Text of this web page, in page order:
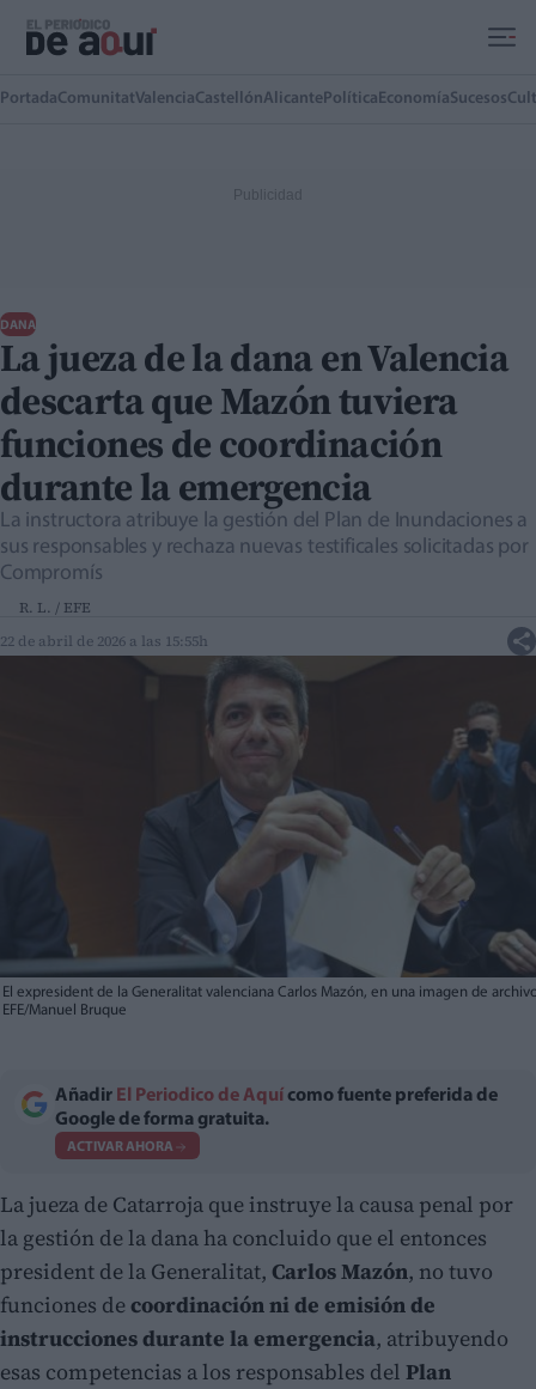
PortadaComunitatValenciaCastellónAlicante Política EconomíaSucesos
DANA
La jueza de la dana en Valencia
descarta que Mazón tuviera
funciones de coordinación
durante la emergencia
La instructora atribuye la gestión del Plan de Inundaciones a
sus responsables y rechaza nuevas testificales solicitadas por
Compromís
R. L. / EFE
22 de abril de 2026 a las 15:55h
El expresident de la Generalitat valenciana Carlos Mazón, en una imagen de
EFE/Manuel Bruque
Añadir El Periodico de Aquí como fuente preferida de
Google de forma gratuita.
ACTIVAR AHORA
La jueza de Catarroja que instruye la causa penal por
la gestión de la dana ha concluido que el entonces
president de la Generalitat, Carlos Mazón, no tuvo
funciones decoordinación ni de emisión de
instrucciones durante la emergencia, atribuyendo
esas competencias a los responsables del Plan